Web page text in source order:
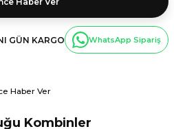
GÜN KARGO WhatsApp Sipariş
Haber Ver
Kombinler